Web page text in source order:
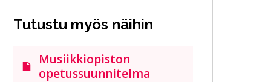
Tutustu myös näihin
Musiikkiopiston
opetussuunnitelma